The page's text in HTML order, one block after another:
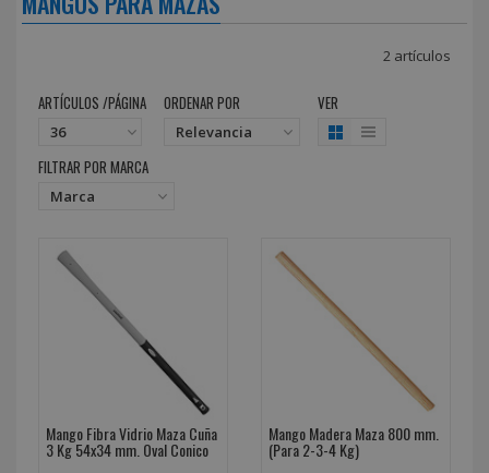
2 artículos
ARTÍCULOS /PÁGINA ORDENAR POR VER
FILTRAR POR MARCA
Mango Fibra Vidrio Maza Cuña
3 Kg 54x34 mm. Oval Conico
Mango Madera Maza 800 mm.
(Para 2-3-4 Kg)